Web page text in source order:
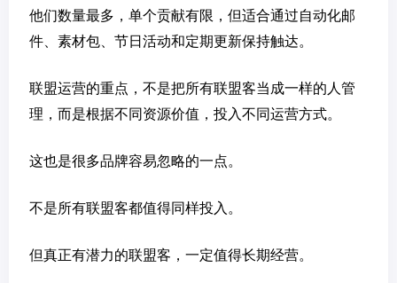
他们数量最多，单个贡献有限，但适合通过自动化邮
件、素材包、节日活动和定期更新保持触达。
联盟运营的重点，不是把所有联盟客当成一样的人管
理，而是根据不同资源价值，投入不同运营方式。
这也是很多品牌容易忽略的一点。
不是所有联盟客都值得同样投入。
但真正有潜力的联盟客，一定值得长期经营。